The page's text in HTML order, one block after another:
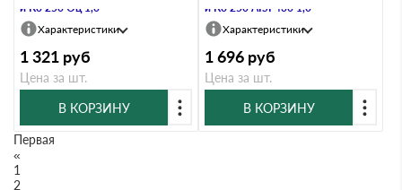
и Ко 250 Оц 1,0
Характеристики
1 321 руб
Цена за шт.
В КОРЗИНУ
и Ко 250 AISI 430 1,0
Характеристики
1 696 руб
Цена за шт.
В КОРЗИНУ
Первая
«
1
2